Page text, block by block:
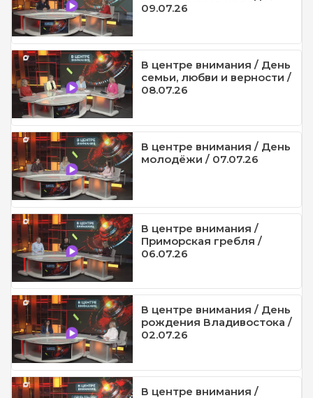
09.07.26
В центре внимания / День
семьи, любви и верности /
08.07.26
В центре внимания / День
молодёжи / 07.07.26
В центре внимания /
Приморская гребля /
06.07.26
В центре внимания / День
рождения Владивостока /
02.07.26
В центре внимания /